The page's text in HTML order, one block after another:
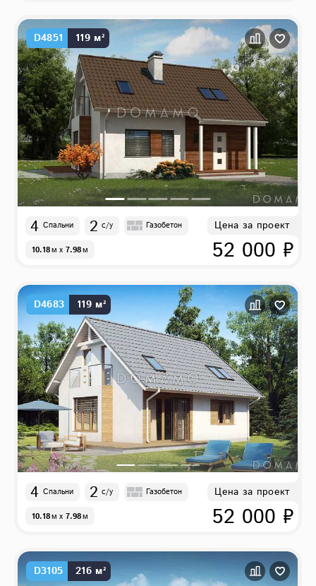
D4851 119 м²
4 Спальни 2 с/у Газобетон
10.18м x 7.98м
Цена за проект
52 000 ₽
D4683 119 м²
4 Спальни 2 с/у Газобетон
10.18м x 7.98м
Цена за проект
52 000 ₽
D3105 216 м²